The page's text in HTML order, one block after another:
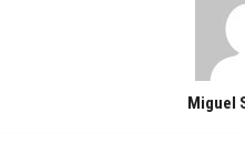
Miguel